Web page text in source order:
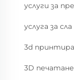
услуги за
услуга за
3d
3D печатане